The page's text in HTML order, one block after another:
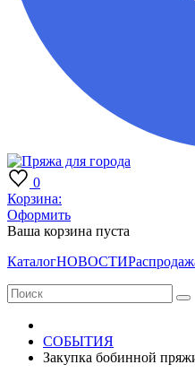
0
Корзина:
Оформить
Ваша корзина пуста
КаталогНОВОСТИ
СОБЫТИЯ
Закупка бобинной